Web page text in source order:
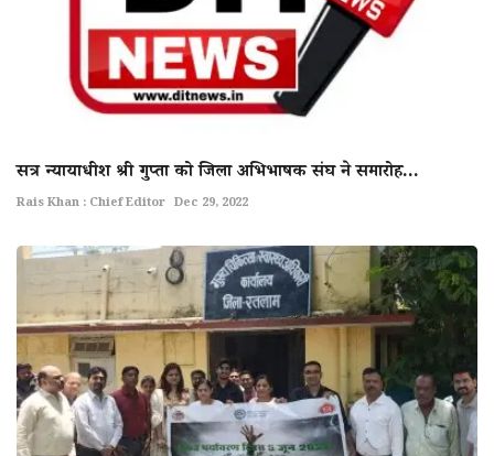
सत्र न्यायाधीश श्री गुप्ता को जिला अभिभाषक संघ ने समारोह...
Rais Khan : Chief Editor Dec 29, 2022